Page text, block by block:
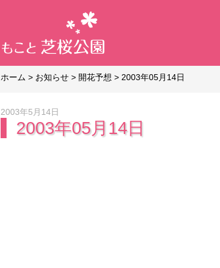
ホーム > お知らせ > 開花予想 > 2003年05月14日
2003年5月14日
2003年05月14日